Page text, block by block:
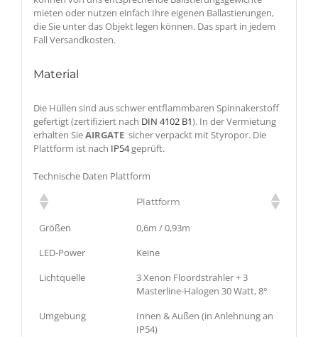
mieten oder nutzen einfach Ihre eigenen Ballastierungen,
die Sie unter das Objekt legen können. Das spart in jedem
Fall Versandkosten.
Material
Die Hüllen sind aus schwer entflammbaren Spinnakerstoff
gefertigt (zertifiziert nach DIN 4102 B1). In der Vermietung
erhalten SieAIRGATE sicher verpackt mit Styropor. Die
Plattform ist nach IP54geprüft.
Technische Daten Plattform
Plattform
Größen
0,6m / 0,93m
LED-Power
Keine
Lichtquelle
3 Xenon Floordstrahler + 3
Masterline-Halogen 30 Watt, 8°
Umgebung
Innen & Außen (in Anlehnung an
IP54)